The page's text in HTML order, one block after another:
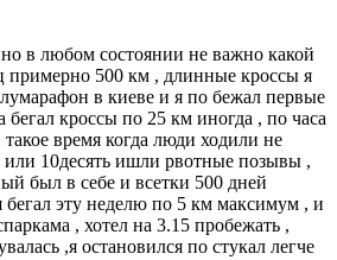
в любом состоянии не важно какой
примерно 500 км , длинные кроссы я
в киеве и я по бежал первые
бегал кроссы по 25 км иногда , по часа
время когда люди ходили не
или 10десять ишли рвотные позывы ,
был в себе и всетки 500 дней
бегал эту неделю по 5 км максимум , и
, хотел на 3.15 пробежать ,
,я остановился по стукал легче